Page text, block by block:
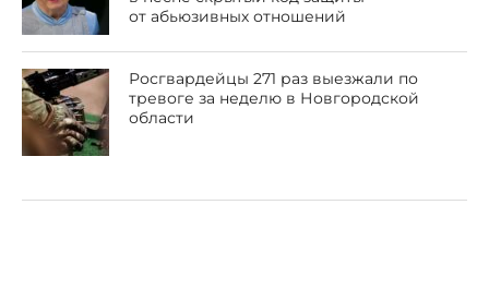
от абьюзивных отношений
Росгвардейцы 271 раз выезжали по
тревоге за неделю в Новгородской
области